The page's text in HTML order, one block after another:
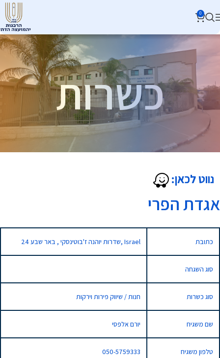
0
כשרות
נווט לכאן:
אגדת הפרי
כתובת 24 שדרות יוהנה ז'בוטינסקי , באר שבע, Israel
סוג השגחה
סוג כשרות חנות / שיווק פירות וירקות
שם משגיח יורם אלפסי
טלפון משגיח 050-5759333